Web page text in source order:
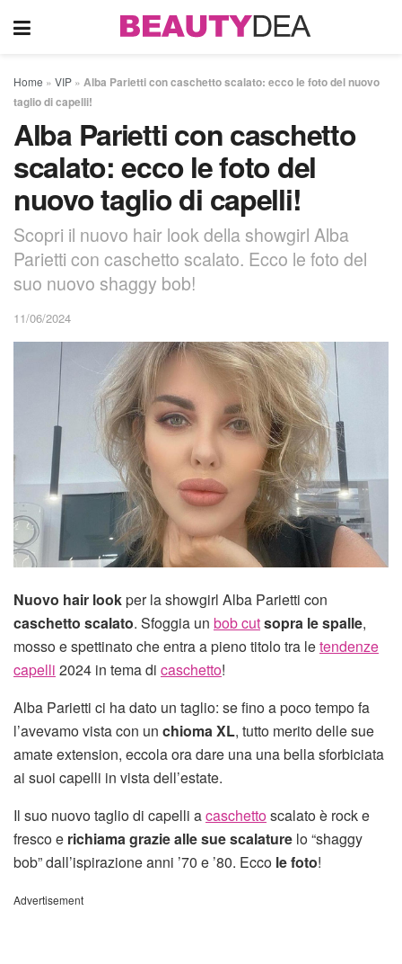
Home » VIP » Alba Parietti con caschetto scalato: ecco le foto del nuovo
taglio di capelli!
Alba Parietti con caschetto
scalato: ecco le foto del
nuovo taglio di capelli!
Scopri il nuovo hair look della showgirl Alba
Parietti con caschetto scalato. Ecco le foto del
suo nuovo shaggy bob!
11/06/2024
Nuovo hair lookper la showgirl Alba Parietti con
caschetto scalato. Sfoggia un bob cutsopra le spalle,
mosso e spettinato che entra a pieno titolo tra letendenze
capelli 2024 in tema di caschetto!
Alba Parietti ci ha dato un taglio: se fino a poco tempo fa
l’avevamo vista con un chioma XL, tutto merito delle sue
amate extension, eccola ora dare una una bella sforbiciata
ai suoi capelli in vista dell’estate.
Il suo nuovo taglio di capelli acaschettoscalato è rock e
fresco e richiama grazie alle sue scalature lo “shaggy
bob” dall’ispirazione anni ’70 e ’80. Ecco le foto!
Advertisement